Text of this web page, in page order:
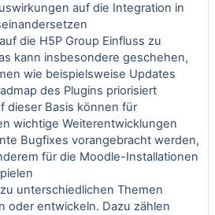
auf die Integration in
die H5P Group Einfluss zu
kann insbesondere geschehen,
wie beispielsweise Updates
des Plugins priorisiert
dieser Basis können für
wichtige Weiterentwicklungen
Bugfixes vorangebracht werden,
für die Moodle-Installationen
unterschiedlichen Themen
oder entwickeln. Dazu zählen